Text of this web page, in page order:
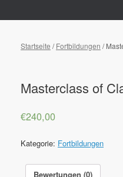
Startseite /Fortbildungen /
Masterclass of
€240,00
Kategorie: Fortbildungen
Bewertungen (0)